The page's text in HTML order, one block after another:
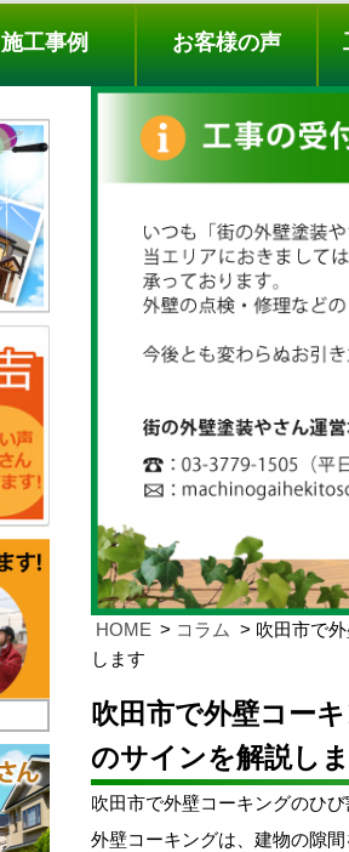
施工事例 お客様の声
HOME コラム
吹田市で
します
吹田市で外壁コー
のサインを解説し
吹田市で外壁コーキングのひ
外壁コーキングは、建物の隙